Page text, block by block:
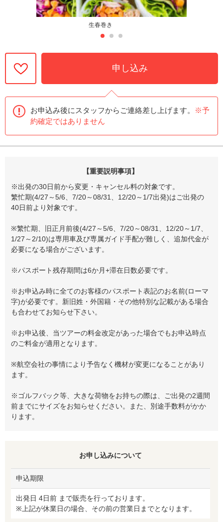
生春巻き
申し込み
お申込み後にスタッフからご連絡差し上げます。
※予
約確定ではありません
【重要説明事項】
※出発の30日前から変更・キャンセル料の対象です。
繁忙期(4/27～5/6、7/20～08/31、12/20～1/7出発)はご出発の
40日前より対象です。
※繁忙期、旧正月前後(4/27～5/6、7/20～08/31、12/20～1/7、
1/27～2/10)は専用車及び専属ガイド手配が難しく、追加代金が
必要になる場合がございます。
※パスポート残存期間は6か月+滞在日数必要です。
※お申込み時に全てのお客様のパスポート表記のお名前(ローマ
字)が必要です。新旧姓・外国籍・その他特別な記載がある場合
も合わせてお知らせ下さい。
※お申込後、当ツアーの料金改定があった場合でもお申込時点
のご料金が適用となります。
※航空会社の事情により予告なく機材が変更になることがあり
ます。
※ゴルフバック等、大きな荷物をお持ちの際は、ご出発の2週間
前までにサイズをお知らせください。また、別途手数料がかか
ります。
お申し込みについて
申込期限
出発日 4日前 まで販売を行っております。
※上記が休業日の場合、その前の営業日までとなります。